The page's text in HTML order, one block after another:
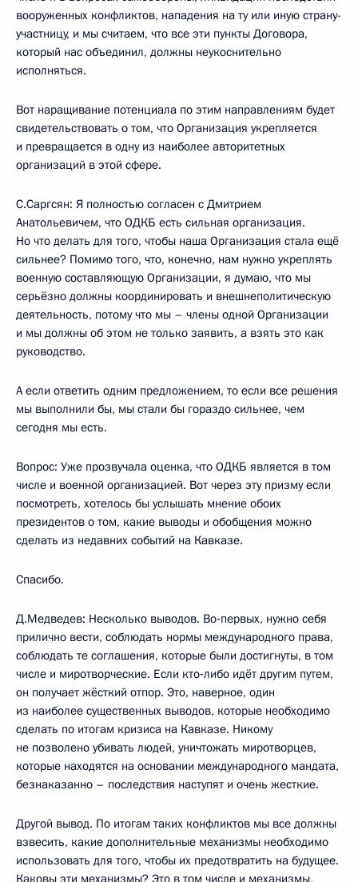
вооруженных конфликтов, нападения на ту или иную страну-
участницу, и мы считаем, что все эти пункты Договора,
который нас объединил, должны неукоснительно
исполняться.
Вот наращивание потенциала по этим направлениям будет
свидетельствовать о том, что Организация укрепляется
и превращается в одну из наиболее авторитетных
организаций в этой сфере.
С.Саргсян: Я полностью согласен с Дмитрием
Анатольевичем, что ОДКБ есть сильная организация.
Но что делать для того, чтобы наша Организация стала ещё
сильнее? Помимо того, что, конечно, нам нужно укреплять
военную составляющую Организации, я думаю, что мы
серьёзно должны координировать и внешнеполитическую
деятельность, потому что мы – члены одной Организации
и мы должны об этом не только заявить, а взять это как
руководство.
А если ответить одним предложением, то если все решения
мы выполнили бы, мы стали бы гораздо сильнее, чем
сегодня мы есть.
Вопрос: Уже прозвучала оценка, что ОДКБ является в том
числе и военной организацией. Вот через эту призму если
посмотреть, хотелось бы услышать мнение обоих
президентов о том, какие выводы и обобщения можно
сделать из недавних событий на Кавказе.
Спасибо.
Д.Медведев: Несколько выводов. Во‑первых, нужно себя
прилично вести, соблюдать нормы международного права,
соблюдать те соглашения, которые были достигнуты, в том
числе и миротворческие. Если кто‑либо идёт другим путем,
он получает жёсткий отпор. Это, наверное, один
из наиболее существенных выводов, которые необходимо
сделать по итогам кризиса на Кавказе. Никому
не позволено убивать людей, уничтожать миротворцев,
которые находятся на основании международного мандата,
безнаказанно – последствия наступят и очень жесткие.
Другой вывод. По итогам таких конфликтов мы все должны
взвесить, какие дополнительные механизмы необходимо
использовать для того, чтобы их предотвратить на будущее.
Каковы эти механизмы? Это в том числе и механизмы,